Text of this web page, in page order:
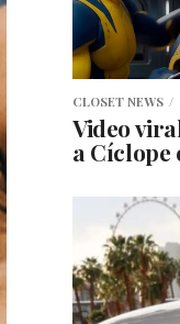
CLOSET NEWS
Video
a Cíclope